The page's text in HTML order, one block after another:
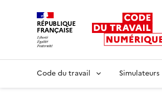
RÉPUBLIQUE
FRANÇAISE
Code du travail Simulateurs